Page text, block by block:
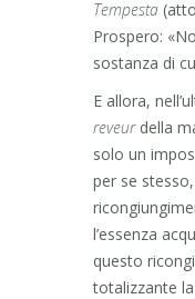
Tempesta
Prospero:
sostanza di
E allora,
reveurdella
solo un
per se
l’essenza
questo
totalizzante